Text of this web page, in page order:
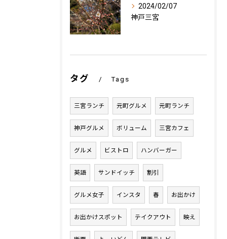
2024/02/07
神戸三宮
タグ Tags
三宮ランチ 元町グルメ 元町ランチ
神戸グルメ ボリューム 三宮カフェ
グルメ ビストロ ハンバーガー
英語 サンドイッチ 割引
グルメ女子 インスタ 春 お出かけ
お出かけスポット テイクアウト 映え